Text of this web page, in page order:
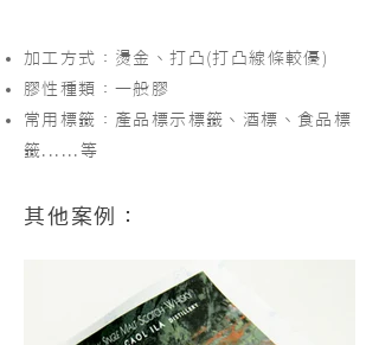
加工方式：燙金、打凸(打凸線條較優)
膠性種類：一般膠
常用標籤：產品標示標籤、酒標、食品標
籤......等
其他案例：